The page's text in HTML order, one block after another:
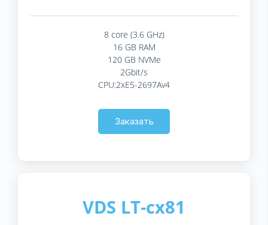
8 core (3.6 GHz)
16 GB RAM
120 GB NVMe
2Gbit/s
CPU:2xE5-2697Av4
Заказать
VDS LT-cx81